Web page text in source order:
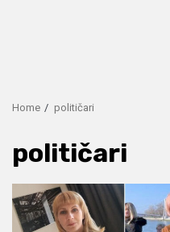
Home političari
političari